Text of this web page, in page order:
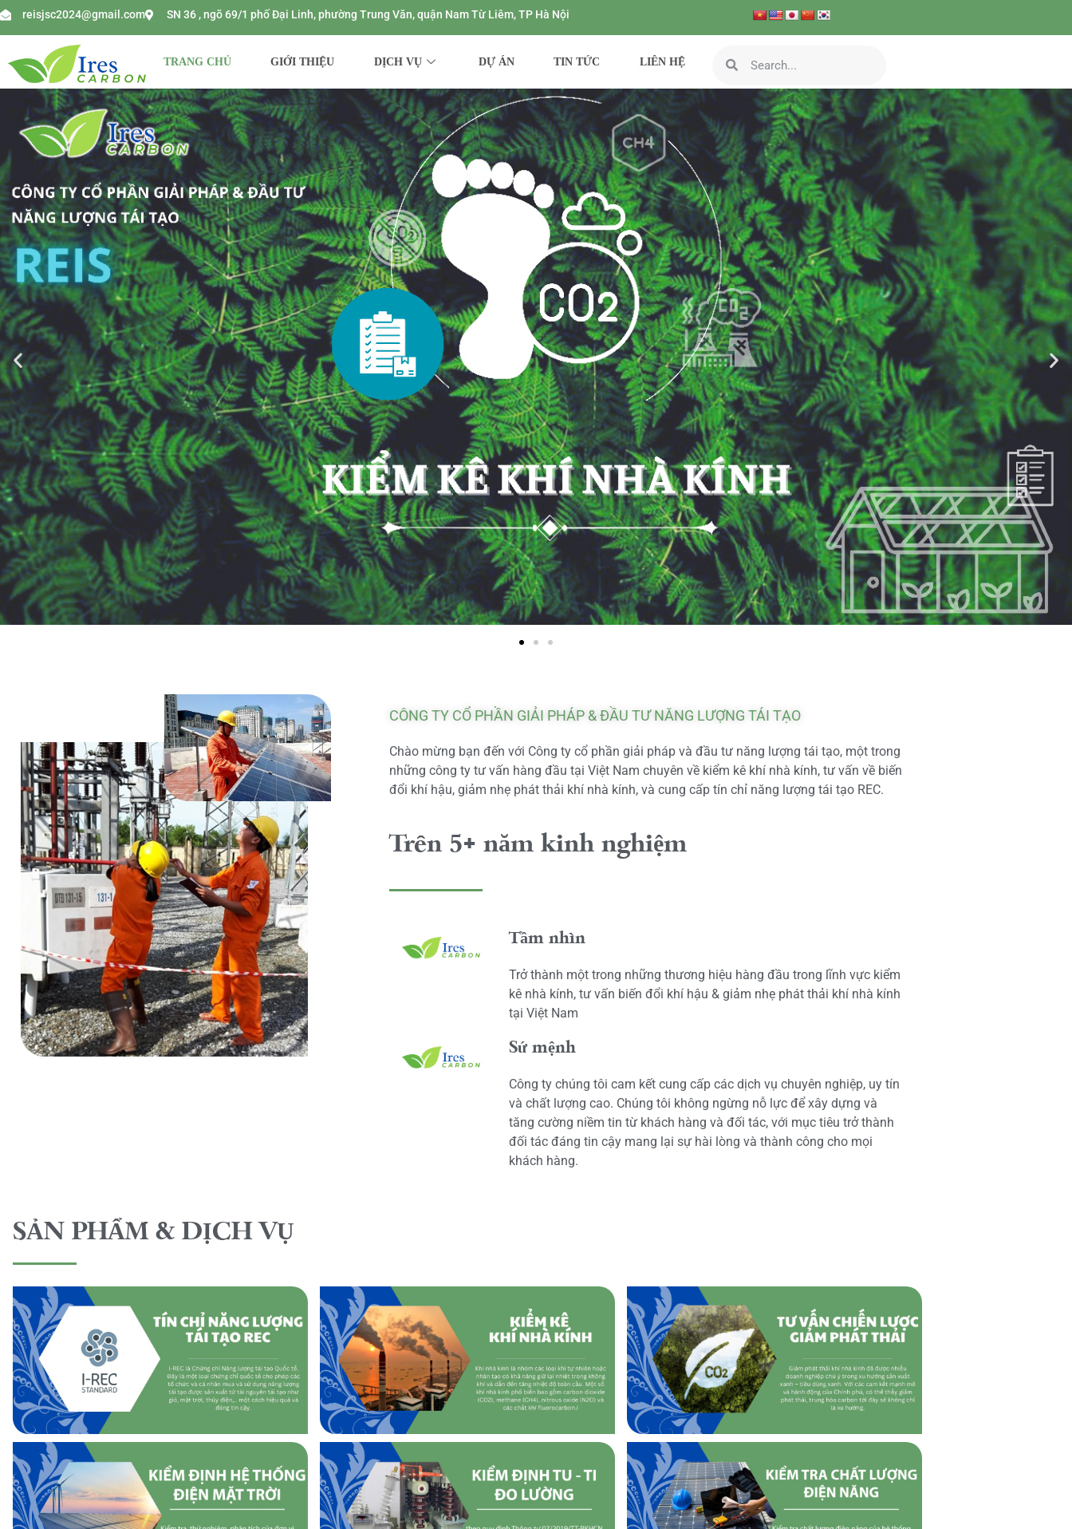
reisjsc2024@gmail.com SN 36 , ngõ 69/1 phố Đại Linh, phường Trung Văn, quận Nam Từ Liêm, TP Hà Nội
TRANG CHỦ GIỚI THIỆU DỊCH VỤ DỰ ÁN TIN TỨC LIÊN HỆ
CÔNG TY CỔ PHẦN GIẢI PHÁP & ĐẦU TƯ NĂNG LƯỢNG TÁI TẠO
Chào mừng bạn đến với Công ty cổ phần giải pháp và đầu tư năng lượng tái tạo, một trong
những công ty tư vấn hàng đầu tại Việt Nam chuyên về kiểm kê khí nhà kính, tư vấn về biến
đổi khí hậu, giảm nhẹ phát thải khí nhà kính, và cung cấp tín chỉ năng lượng tái tạo REC.
Trên 5+ năm kinh nghiệm
Tầm nhìn
Trở thành một trong những thương hiệu hàng đầu trong lĩnh vực kiểm
kê nhà kính, tư vấn biến đổi khí hậu & giảm nhẹ phát thải khí nhà kính
tại Việt Nam
Sứ mệnh
Công ty chúng tôi cam kết cung cấp các dịch vụ chuyên nghiệp, uy tín
và chất lượng cao. Chúng tôi không ngừng nỗ lực để xây dựng và
tăng cường niềm tin từ khách hàng và đối tác, với mục tiêu trở thành
đối tác đáng tin cậy mang lại sự hài lòng và thành công cho mọi
khách hàng.
SẢN PHẨM & DỊCH VỤ